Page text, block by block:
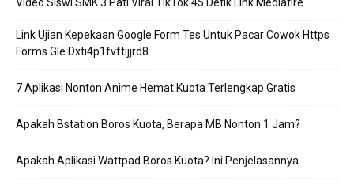
Link Ujian Kepekaan Google Form Tes Untuk Pacar Cowok Https
Forms Gle Dxti4p1fvftijjrd8
7 Aplikasi Nonton Anime Hemat Kuota Terlengkap Gratis
Apakah Bstation Boros Kuota, Berapa MB Nonton 1 Jam?
Apakah Aplikasi Wattpad Boros Kuota? Ini Penjelasannya